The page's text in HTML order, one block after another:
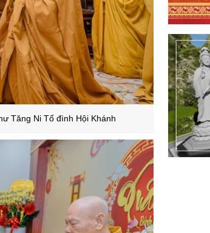
Tăng Ni Tổ đình Hội Khánh